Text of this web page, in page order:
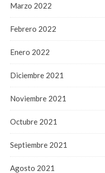
Marzo 2022
Febrero 2022
Enero 2022
Diciembre 2021
Noviembre 2021
Octubre 2021
Septiembre 2021
Agosto 2021